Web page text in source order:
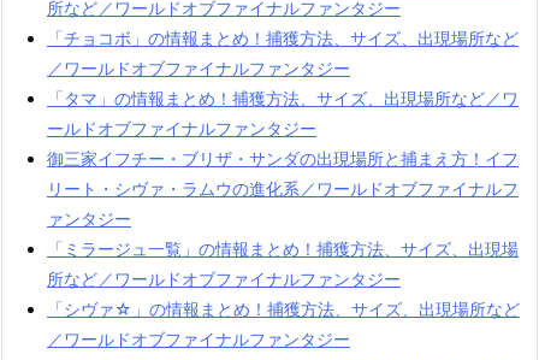
所など／ワールドオブファイナルファンタジー
「チョコボ」の情報まとめ！捕獲方法、サイズ、出現場所など
／ワールドオブファイナルファンタジー
「タマ」の情報まとめ！捕獲方法、サイズ、出現場所など／ワ
ールドオブファイナルファンタジー
御三家イフチー・ブリザ・サンダの出現場所と捕まえ方！イフ
リート・シヴァ・ラムウの進化系／ワールドオブファイナルフ
ァンタジー
「ミラージュ一覧」の情報まとめ！捕獲方法、サイズ、出現場
所など／ワールドオブファイナルファンタジー
「シヴァ☆」の情報まとめ！捕獲方法、サイズ、出現場所など
／ワールドオブファイナルファンタジー